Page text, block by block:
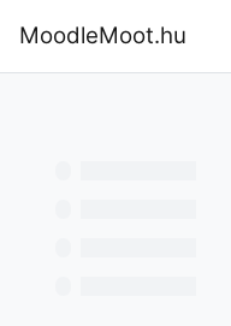
MoodleMoot.hu